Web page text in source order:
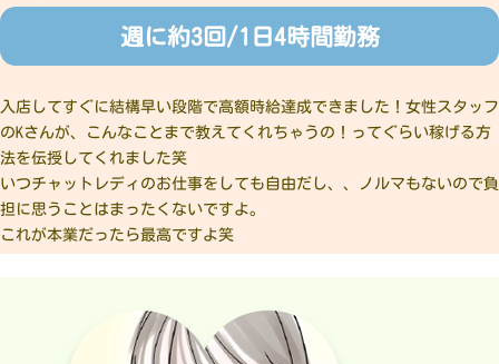
週に約3回/1日4時間勤務
入店してすぐに結構早い段階で高額時給達成できました！女性スタッフ
のKさんが、こんなことまで教えてくれちゃうの！ってぐらい稼げる方
法を伝授してくれました笑
いつチャットレディのお仕事をしても自由だし、、ノルマもないので負
担に思うことはまったくないですよ。
これが本業だったら最高ですよ笑